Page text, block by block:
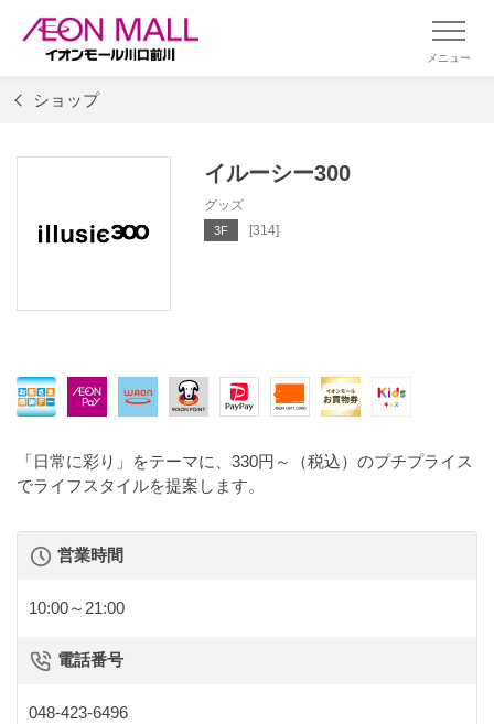
メニュー
ショップ
イルーシー300
グッズ
3F [314]
「日常に彩り」をテーマに、330円～（税込）のプチプライス
でライフスタイルを提案します。
営業時間
10:00～21:00
電話番号
048-423-6496